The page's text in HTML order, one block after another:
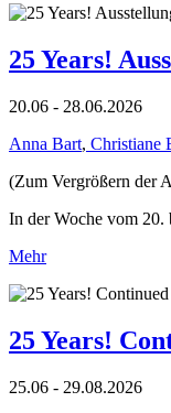
25 Years!
20.06 - 28.06.2026
Anna Bart, Christiane
(Zum Vergrößern der
In der Woche vom 20.
Mehr
25 Years!
25.06 - 29.08.2026